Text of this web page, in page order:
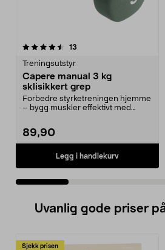
13
Treningsutstyr
Capere manual 3 kg
sklisikkert grep
Forbedre styrketreningen hjemme
– bygg muskler effektivt med
89,90
Legg i handlekurv
4.5 av 5 stjerner
Uvanlig gode priser
Sjekk prisen